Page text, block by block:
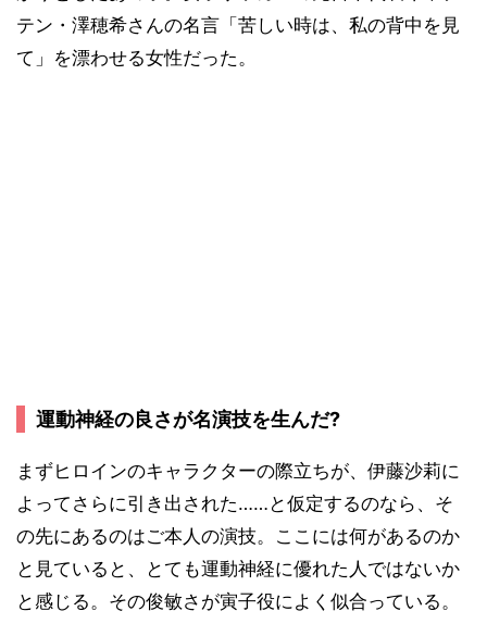
テン・澤穂希さんの名言「苦しい時は、私の背中を見
て」を漂わせる女性だった。
運動神経の良さが名演技を生んだ?
まずヒロインのキャラクターの際立ちが、伊藤沙莉に
よってさらに引き出された……と仮定するのなら、そ
の先にあるのはご本人の演技。ここには何があるのか
と見ていると、とても運動神経に優れた人ではないか
と感じる。その俊敏さが寅子役によく似合っている。